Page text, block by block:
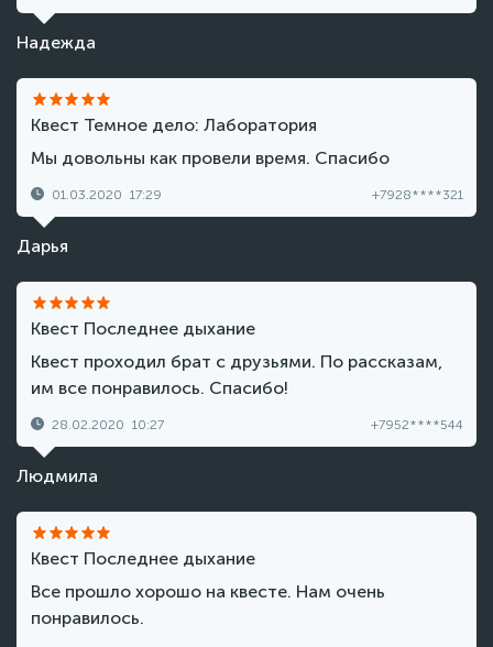
Надежда
Квест Темное дело: Лаборатория
Мы довольны как провели время. Спасибо
01.03.2020 17:29 +7928****321
Дарья
Квест Последнее дыхание
Квест проходил брат с друзьями. По рассказам,
им все понравилось. Спасибо!
28.02.2020 10:27 +7952****544
Людмила
Квест Последнее дыхание
Все прошло хорошо на квесте. Нам очень
понравилось.